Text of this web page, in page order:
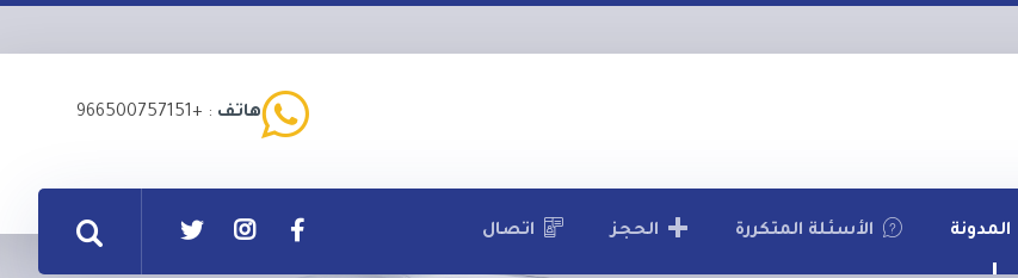
هاتف : +966500757151
المدونة الأسئلة المتكررة الحجز اتصال